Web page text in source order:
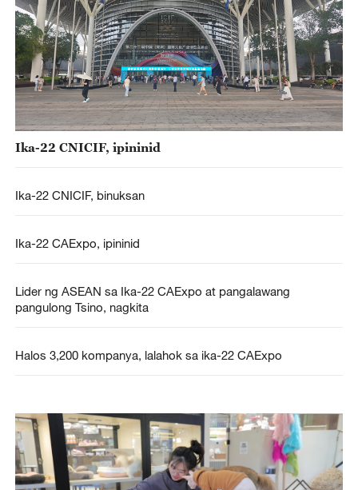
Ika-22 CNICIF, ipininid
Ika-22 CNICIF, binuksan
Ika-22 CAExpo, ipininid
Lider ng ASEAN sa Ika-22 CAExpo at pangalawang
pangulong Tsino, nagkita
Halos 3,200 kompanya, lalahok sa ika-22 CAExpo